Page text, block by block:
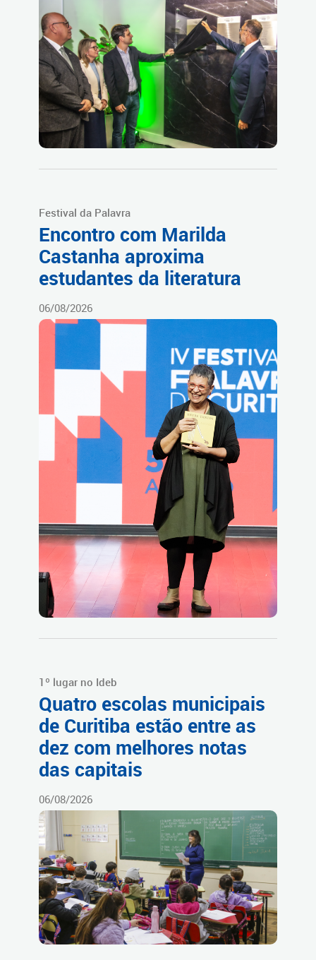
Festival da Palavra
Encontro com Marilda
Castanha aproxima
estudantes da literatura
06/08/2026
1º lugar no Ideb
Quatro escolas municipais
de Curitiba estão entre as
dez com melhores notas
das capitais
06/08/2026